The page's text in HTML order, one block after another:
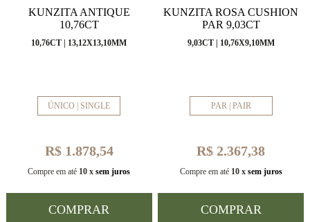
KUNZITA ANTIQUE
10,76CT
10,76CT | 13,12X13,10MM
ÚNICO | SINGLE
R$ 1.878,54
Compre em até 10 x sem juros
COMPRAR
KUNZITA ROSA CUSHION
PAR 9,03CT
9,03CT | 10,76X9,10MM
PAR | PAIR
R$ 2.367,38
Compre em até 10 x sem juros
COMPRAR